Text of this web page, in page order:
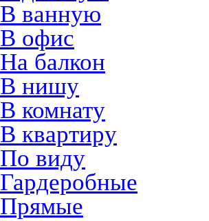
В ванную
В офис
На балкон
В нишу
В комнату
В квартиру
По виду
Гардеробные
Прямые